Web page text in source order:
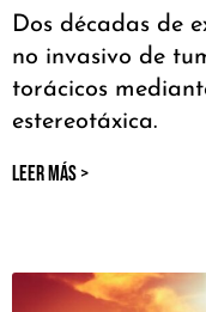
Dos décadas de
no invasivo de
torácicos
estereotáxica.
LEER MÁS >